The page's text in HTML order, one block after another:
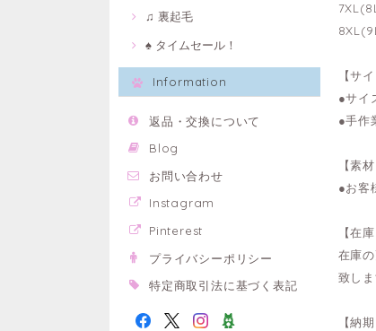
♫ 裏起毛
♠ タイムセール！
Information
返品・交換について
Blog
お問い合わせ
Instagram
Pinterest
プライバシーポリシー
特定商取引法に基づく表記
【サ
●サイ
●手作
【素
●お客
【在
在庫
致し
【納期